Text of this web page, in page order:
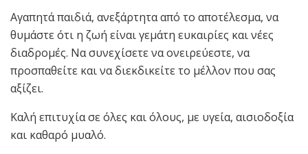
Αγαπητά παιδιά, ανεξάρτητα από το αποτέλεσμα, να
θυμάστε ότι η ζωή είναι γεμάτη ευκαιρίες και νέες
διαδρομές. Να συνεχίσετε να ονειρεύεστε, να
προσπαθείτε και να διεκδικείτε το μέλλον που σας
αξίζει.
Καλή επιτυχία σε όλες και όλους, με υγεία, αισιοδοξία
και καθαρό μυαλό.